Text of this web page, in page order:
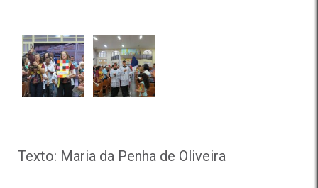
Texto: Maria da Penha de Oliveira